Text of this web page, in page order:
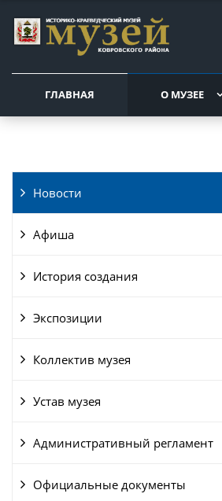
ГЛАВНАЯ О МУЗЕЕ
Новости
Афиша
История создания
Экспозиции
Коллектив музея
Устав музея
Административный регламент
Официальные документы